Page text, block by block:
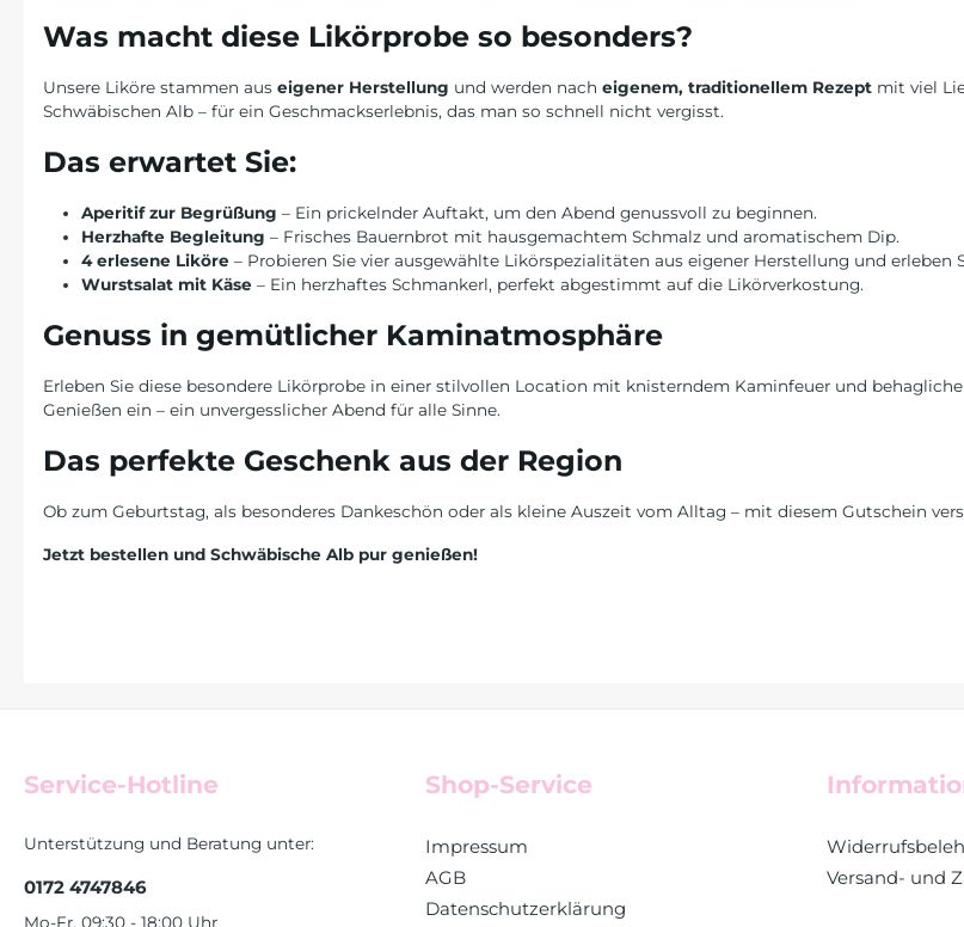
Was macht diese Likörprobe so besonders?
Unsere Liköre stammen aus eigener Herstellung und werden nach eigenem, traditionellem Rezept mit viel
Schwäbischen Alb – für ein Geschmackserlebnis, das man so schnell nicht vergisst.
Das erwartet Sie:
Aperitif zur Begrüßung – Ein prickelnder Auftakt, um den Abend genussvoll zu beginnen.
Herzhafte Begleitung – Frisches Bauernbrot mit hausgemachtem Schmalz und aromatischem Dip.
4 erlesene Liköre – Probieren Sie vier ausgewählte Likörspezialitäten aus eigener Herstellung und erleben
Wurstsalat mit Käse – Ein herzhaftes Schmankerl, perfekt abgestimmt auf die Likörverkostung.
Genuss in gemütlicher Kaminatmosphäre
Erleben Sie diese besondere Likörprobe in einer stilvollen Location mit knisterndem Kaminfeuer und
Genießen ein – ein unvergesslicher Abend für alle Sinne.
Das perfekte Geschenk aus der Region
Ob zum Geburtstag, als besonderes Dankeschön oder als kleine Auszeit vom Alltag – mit diesem Gutschein
Jetzt bestellen und Schwäbische Alb pur genießen!
Service-Hotline
Unterstützung und Beratung unter:
0172 4747846
Mo-Fr, 09:30 - 18:00 Uhr
Shop-Service
Impressum
AGB
Datenschutzerklärung
Versand- und